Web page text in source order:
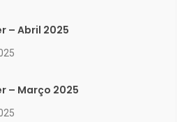
– Abril 2025
– Março 2025